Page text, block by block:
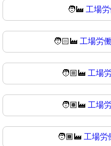
🧑‍🏭 工場
🧑🏻‍🏭 工場労
🧑🏼‍🏭 工場
🧑🏽‍🏭 工場
🧑🏾‍🏭 工場労